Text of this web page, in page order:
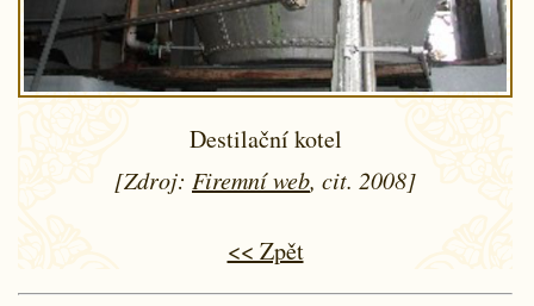
Destilační kotel
[Zdroj: Firemní web, cit. 2008]
<< Zpět